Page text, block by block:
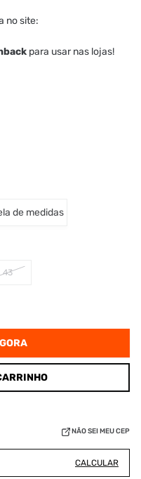
no site:
para usar nas lojas!
de medidas
43
NÃO SEI MEU CEP
CALCULAR